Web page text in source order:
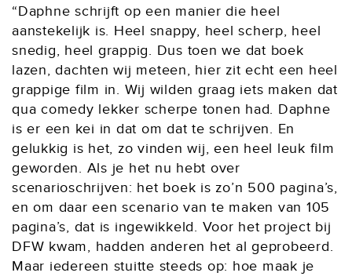
“Daphne schrijft op een manier die heel
aanstekelijk is. Heel snappy, heel scherp, heel
snedig, heel grappig. Dus toen we dat boek
lazen, dachten wij meteen, hier zit echt een heel
grappige film in. Wij wilden graag iets maken dat
qua comedy lekker scherpe tonen had. Daphne
is er een kei in dat om dat te schrijven. En
gelukkig is het, zo vinden wij, een heel leuk film
geworden. Als je het nu hebt over
scenarioschrijven: het boek is zo’n 500 pagina’s,
en om daar een scenario van te maken van 105
pagina’s, dat is ingewikkeld. Voor het project bij
DFW kwam, hadden anderen het al geprobeerd.
Maar iedereen stuitte steeds op: hoe maak je